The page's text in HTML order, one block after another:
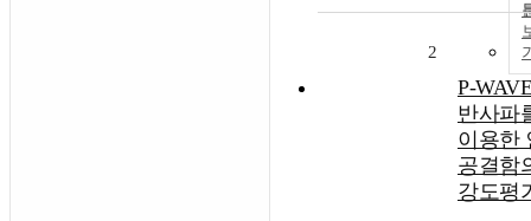
2
P-
반사파
이용한
공결함
강도평